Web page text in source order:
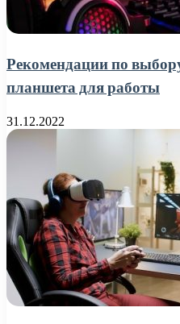
Рекомендации по
планшета для работы
31.12.2022